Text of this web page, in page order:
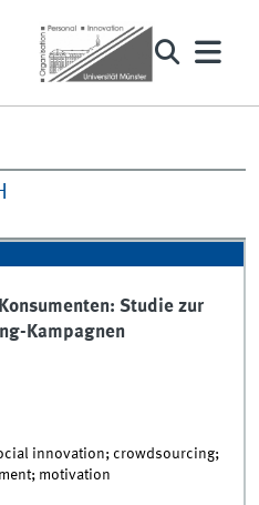
Studie zur
Kampagnen
innovation; crowdsourcing;
motivation